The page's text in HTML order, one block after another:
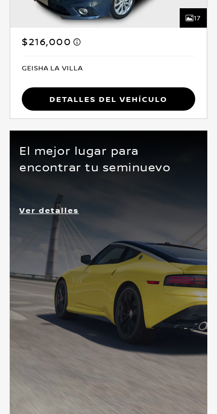
17
$216,000
GEISHA LA VILLA
Detalles del vehículo
El mejor lugar para
encontrar tu seminuevo
Ver detalles